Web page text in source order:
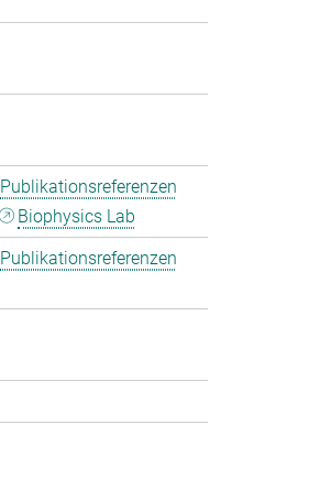
Publikationsreferenzen
Biophysics Lab
Publikationsreferenzen